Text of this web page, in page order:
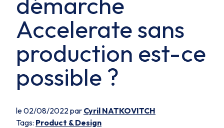
Accelerate sans
production est-ce
possible ?
le 02/08/2022 par Cyril NATKOVITCH
Tags: Product & Design